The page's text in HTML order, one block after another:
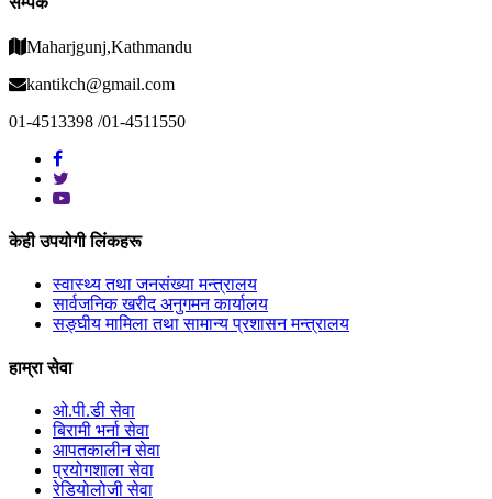
Maharjgunj,Kathmandu
kantikch@gmail.com
01-4513398 /01-4511550
केही उपयोगी लिंकहरू
स्वास्थ्य तथा जनसंख्या मन्त्रालय
सार्वजनिक खरीद अनुगमन कार्यालय
सङ्घीय मामिला तथा सामान्य प्रशासन मन्त्रालय
हाम्रा सेवा
ओ.पी.डी सेवा
बिरामी भर्ना सेवा
आपतकालीन सेवा
प्रयोगशाला सेवा
रेडियोलोजी सेवा